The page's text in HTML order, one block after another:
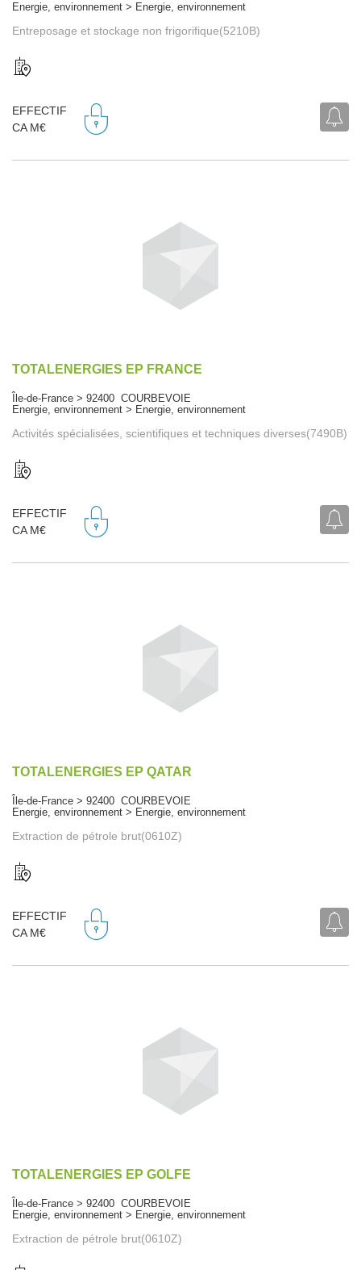
Energie, environnement > Energie, environnement
Entreposage et stockage non frigorifique(5210B)
EFFECTIF
CA M€
TOTALENERGIES EP FRANCE
Île-de-France > 92400 COURBEVOIE
Energie, environnement > Energie, environnement
Activités spécialisées, scientifiques et techniques diverses(7490B)
EFFECTIF
CA M€
TOTALENERGIES EP QATAR
Île-de-France > 92400 COURBEVOIE
Energie, environnement > Energie, environnement
Extraction de pétrole brut(0610Z)
EFFECTIF
CA M€
TOTALENERGIES EP GOLFE
Île-de-France > 92400 COURBEVOIE
Energie, environnement > Energie, environnement
Extraction de pétrole brut(0610Z)